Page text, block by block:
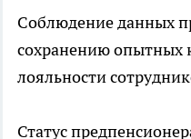
Соблюдение данных
сохранению
лояльности
Статус